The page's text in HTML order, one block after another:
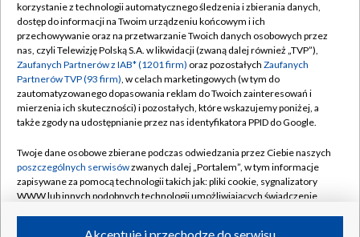
TVP
Abonament TVP
Emisja w TVP
Centrum informacji TVP
Naziemna Telewizja Cyfrowa
Rada Programowa
System NOS
Informacje o nadawcy
Regulamin TVP
Polityka prywatności
Moje zgody
Pomoc
Kontakt
Kanały
korzystanie z technologii automatycznego śledzenia i zbierania danych,
dostęp do informacji na Twoim urządzeniu końcowym i ich
przechowywanie oraz na przetwarzanie Twoich danych osobowych przez
nas, czyli Telewizję Polską S.A. w likwidacji (zwaną dalej również „TVP”),
Zaufanych Partnerów z IAB* (1201 firm) oraz pozostałych Zaufanych
Partnerów TVP (93 firm), w celach marketingowych (w tym do
zautomatyzowanego dopasowania reklam do Twoich zainteresowań i
mierzenia ich skuteczności) i pozostałych, które wskazujemy poniżej, a
także zgody na udostępnianie przez nas identyfikatora PPID do Google.
Twoje dane osobowe zbierane podczas odwiedzania przez Ciebie naszych
poszczególnych serwisówzwanych dalej „Portalem”, w tym informacje
zapisywane za pomocą technologii takich jak: pliki cookie, sygnalizatory
WWW lub innych podobnych technologii umożliwiających świadczenie